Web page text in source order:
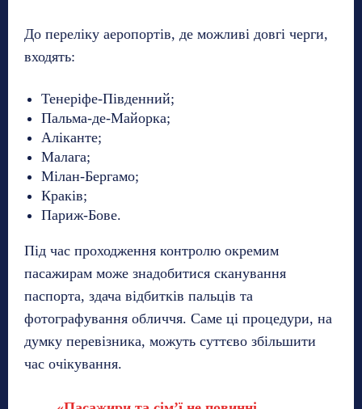
До переліку аеропортів, де можливі довгі черги,
входять:
Тенеріфе-Південний;
Пальма-де-Майорка;
Аліканте;
Малага;
Мілан-Бергамо;
Краків;
Париж-Бове.
Під час проходження контролю окремим
пасажирам може знадобитися сканування
паспорта, здача відбитків пальців та
фотографування обличчя. Саме ці процедури, на
думку перевізника, можуть суттєво збільшити
час очікування.